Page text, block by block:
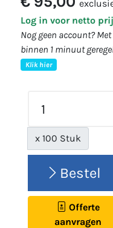
Log in voor netto
Nog geen account?
binnen 1 minuut
Klik hier
x 100 Stuk
Bestel
Offerte
aanvragen